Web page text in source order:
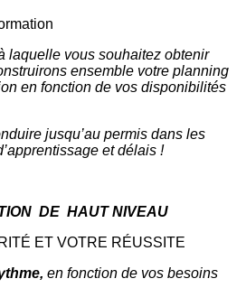
laquelle vous souhaitez obtenir
rons ensemble votre planning
en fonction de vos disponibilités
jusqu’au permis dans les
et délais !
DE HAUTNIVEAU
ET VOTRE RÉUSSITE
en fonction de vos besoins